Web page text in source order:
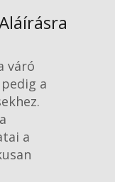
váró
a
a